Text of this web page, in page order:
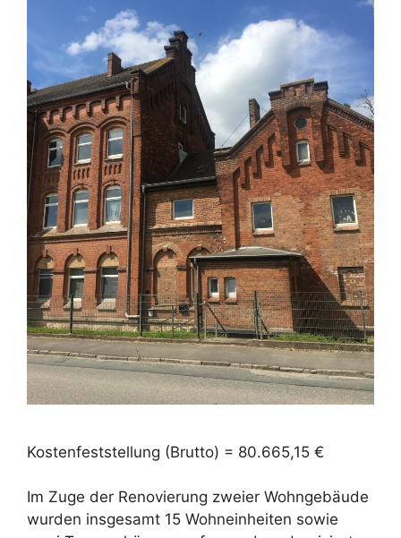
Kostenfeststellung (Brutto) = 80.665,15 €
Im Zuge der Renovierung zweier Wohngebäude
wurden insgesamt 15 Wohneinheiten sowie